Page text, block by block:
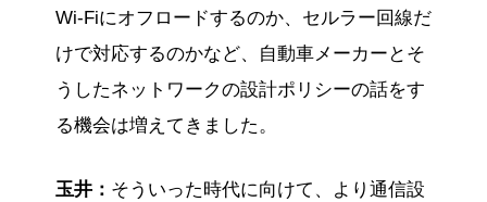
Wi-Fiにオフロードするのか、セルラー回線だ
けで対応するのかなど、自動車メーカーとそ
うしたネットワークの設計ポリシーの話をす
る機会は増えてきました。
玉井： そういった時代に向けて、より通信設